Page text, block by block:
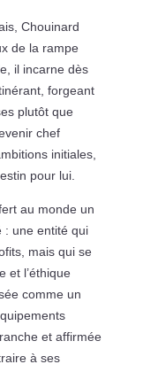
Chouinard
de la rampe
il incarne dès
forgeant
plutôt que
chef
initiales,
pour lui.
au monde un
: une entité qui
mais qui se
et l’éthique
comme un
et affirmée
à ses